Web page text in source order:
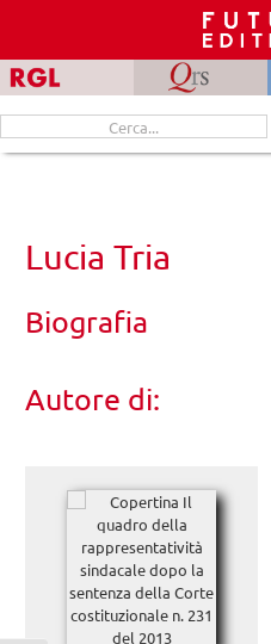
content
Cerca
per:
Lucia Tria
Biografia
Autore di: